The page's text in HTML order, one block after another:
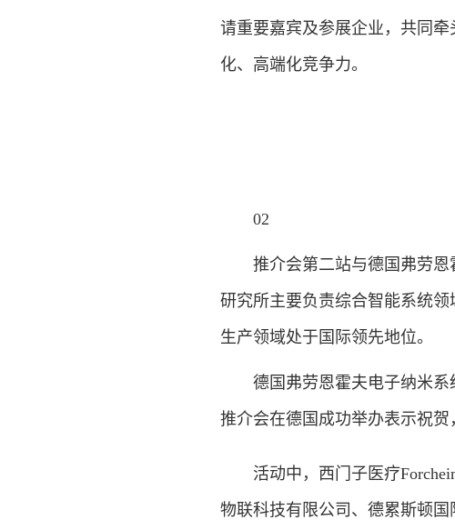
请重要嘉宾及参展企业，共同
化、高端化竞争力。
02
推介会第二站与德国弗劳恩
研究所主要负责综合智能系统
生产领域处于国际领先地位。
德国弗劳恩霍夫电子纳米系
推介会在德国成功举办表示祝贺
活动中，西门子医疗
物联科技有限公司、德累斯顿